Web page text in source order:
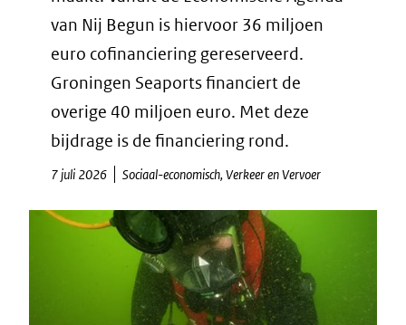
van Nij Begun is hiervoor 36 miljoen
euro cofinanciering gereserveerd.
Groningen Seaports financiert de
overige 40 miljoen euro. Met deze
bijdrage is de financiering rond.
7 juli 2026 Sociaal-economisch, Verkeer en Vervoer